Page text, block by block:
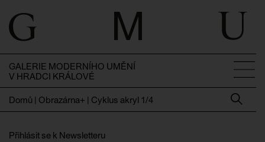
GALERIE MODERNÍHO UMĚNÍ
V HRADCI KRÁLOVÉ
Domů | Obrazárna+ | Cyklus akryl 1/4
Přihlásit se k Newsletteru